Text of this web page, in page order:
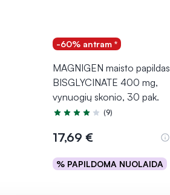
-60% antram *
MAGNIGEN maisto papildas
BISGLYCINATE 400 mg,
vynuogių skonio, 30 pak.
Įvertinimas 4.4 iš 5
(9)
17,69 €
% PAPILDOMA NUOLAIDA
Į krepšelį